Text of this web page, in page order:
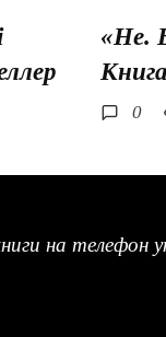
«Не.
0
на телефон